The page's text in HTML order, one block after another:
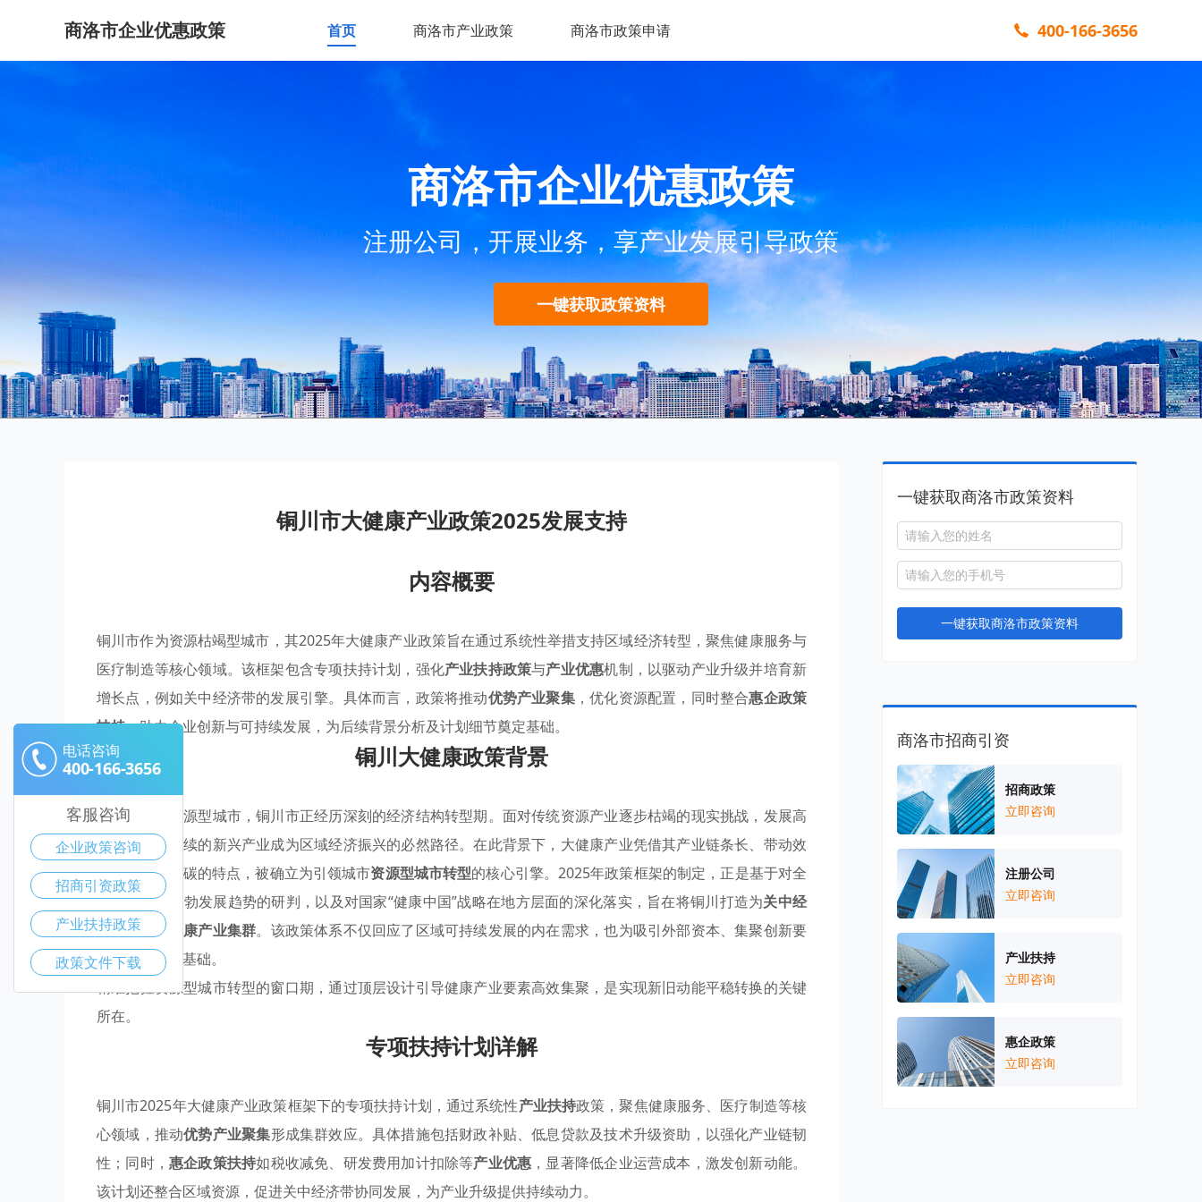
商洛市企业优惠政策 首页 商洛市产业政策 商洛市政策申请 400-166-3656
商洛市企业优惠政策
注册公司，开展业务，享产业发展引导政策
一键获取政策资料
铜川市大健康产业政策2025发展支持
内容概要
铜川市作为资源枯竭型城市，其2025年大健康产业政策旨在通过系统性举措支持区域经济转型，聚焦健康服务与
医疗制造等核心领域。该框架包含专项扶持计划，强化产业扶持政策与产业优惠机制，以驱动产业升级并培育新
增长点，例如关中经济带的发展引擎。具体而言，政策将推动优势产业聚集，优化资源配置，同时整合惠企政策
扶持，助力企业创新与可持续发展，为后续背景分析及计划细节奠定基础。
铜川大健康政策背景
作为典型的资源型城市，铜川市正经历深刻的经济结构转型期。面对传统资源产业逐步枯竭的现实挑战，发展高
附加值、可持续的新兴产业成为区域经济振兴的必然路径。在此背景下，大健康产业凭借其产业链条长、带动效
应强、绿色低碳的特点，被确立为引领城市资源型城市转型的核心引擎。2025年政策框架的制定，正是基于对全
球健康产业蓬勃发展趋势的研判，以及对国家“健康中国”战略在地方层面的深化落实，旨在将铜川打造为关中经
济带重要的 健康产业集群。该政策体系不仅回应了区域可持续发展的内在需求，也为吸引外部资本、集聚创新要
素奠定了制度基础。
精准把握资源型城市转型的窗口期，通过顶层设计引导健康产业要素高效集聚，是实现新旧动能平稳转换的关键
所在。
专项扶持计划详解
铜川市2025年大健康产业政策框架下的专项扶持计划，通过系统性产业扶持政策，聚焦健康服务、医疗制造等核
心领域，推动优势产业聚集形成集群效应。具体措施包括财政补贴、低息贷款及技术升级资助，以强化产业链韧
性；同时，惠企政策扶持如税收减免、研发费用加计扣除等产业优惠 ，显著降低企业运营成本，激发创新动能。
该计划还整合区域资源，促进关中经济带协同发展，为产业升级提供持续动力。
一键获取商洛市政策资料
一键获取商洛市政策资料
商洛市招商引资
招商政策
立即咨询
注册公司
立即咨询
产业扶持
立即咨询
惠企政策
立即咨询
电话咨询
400-166-3656
客服咨询
企业政策咨询
招商引资政策
产业扶持政策
政策文件下载